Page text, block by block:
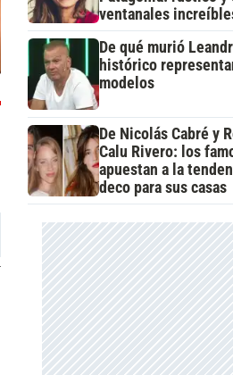
ventanales
De qué murió
histórico
modelos
De Nicolás Cabré y
Calu Rivero: los
apuestan a la
deco para sus casas